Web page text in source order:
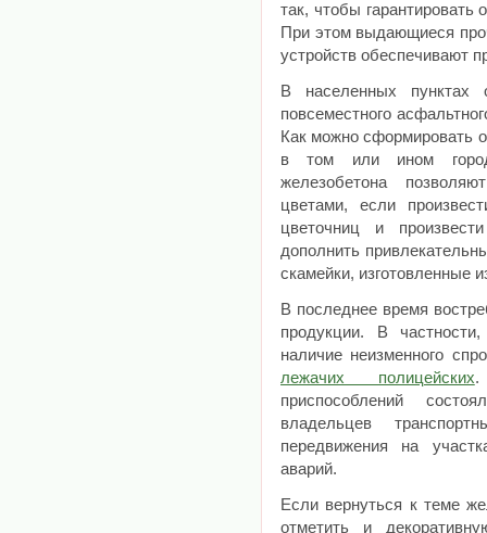
так, чтобы гарантировать
При этом выдающиеся
устройств обеспечивают
В населенных пунктах
повсеместного
Как можно сформировать
в том или ином
железобетона
цветами, если
цветочниц и
дополнить
скамейки, изготовленные
В последнее время
продукции. В
наличие неизменного
лежачих полицейских.
приспособлений
владельцев
передвижения на
аварий.
Если вернуться к теме
отметить и